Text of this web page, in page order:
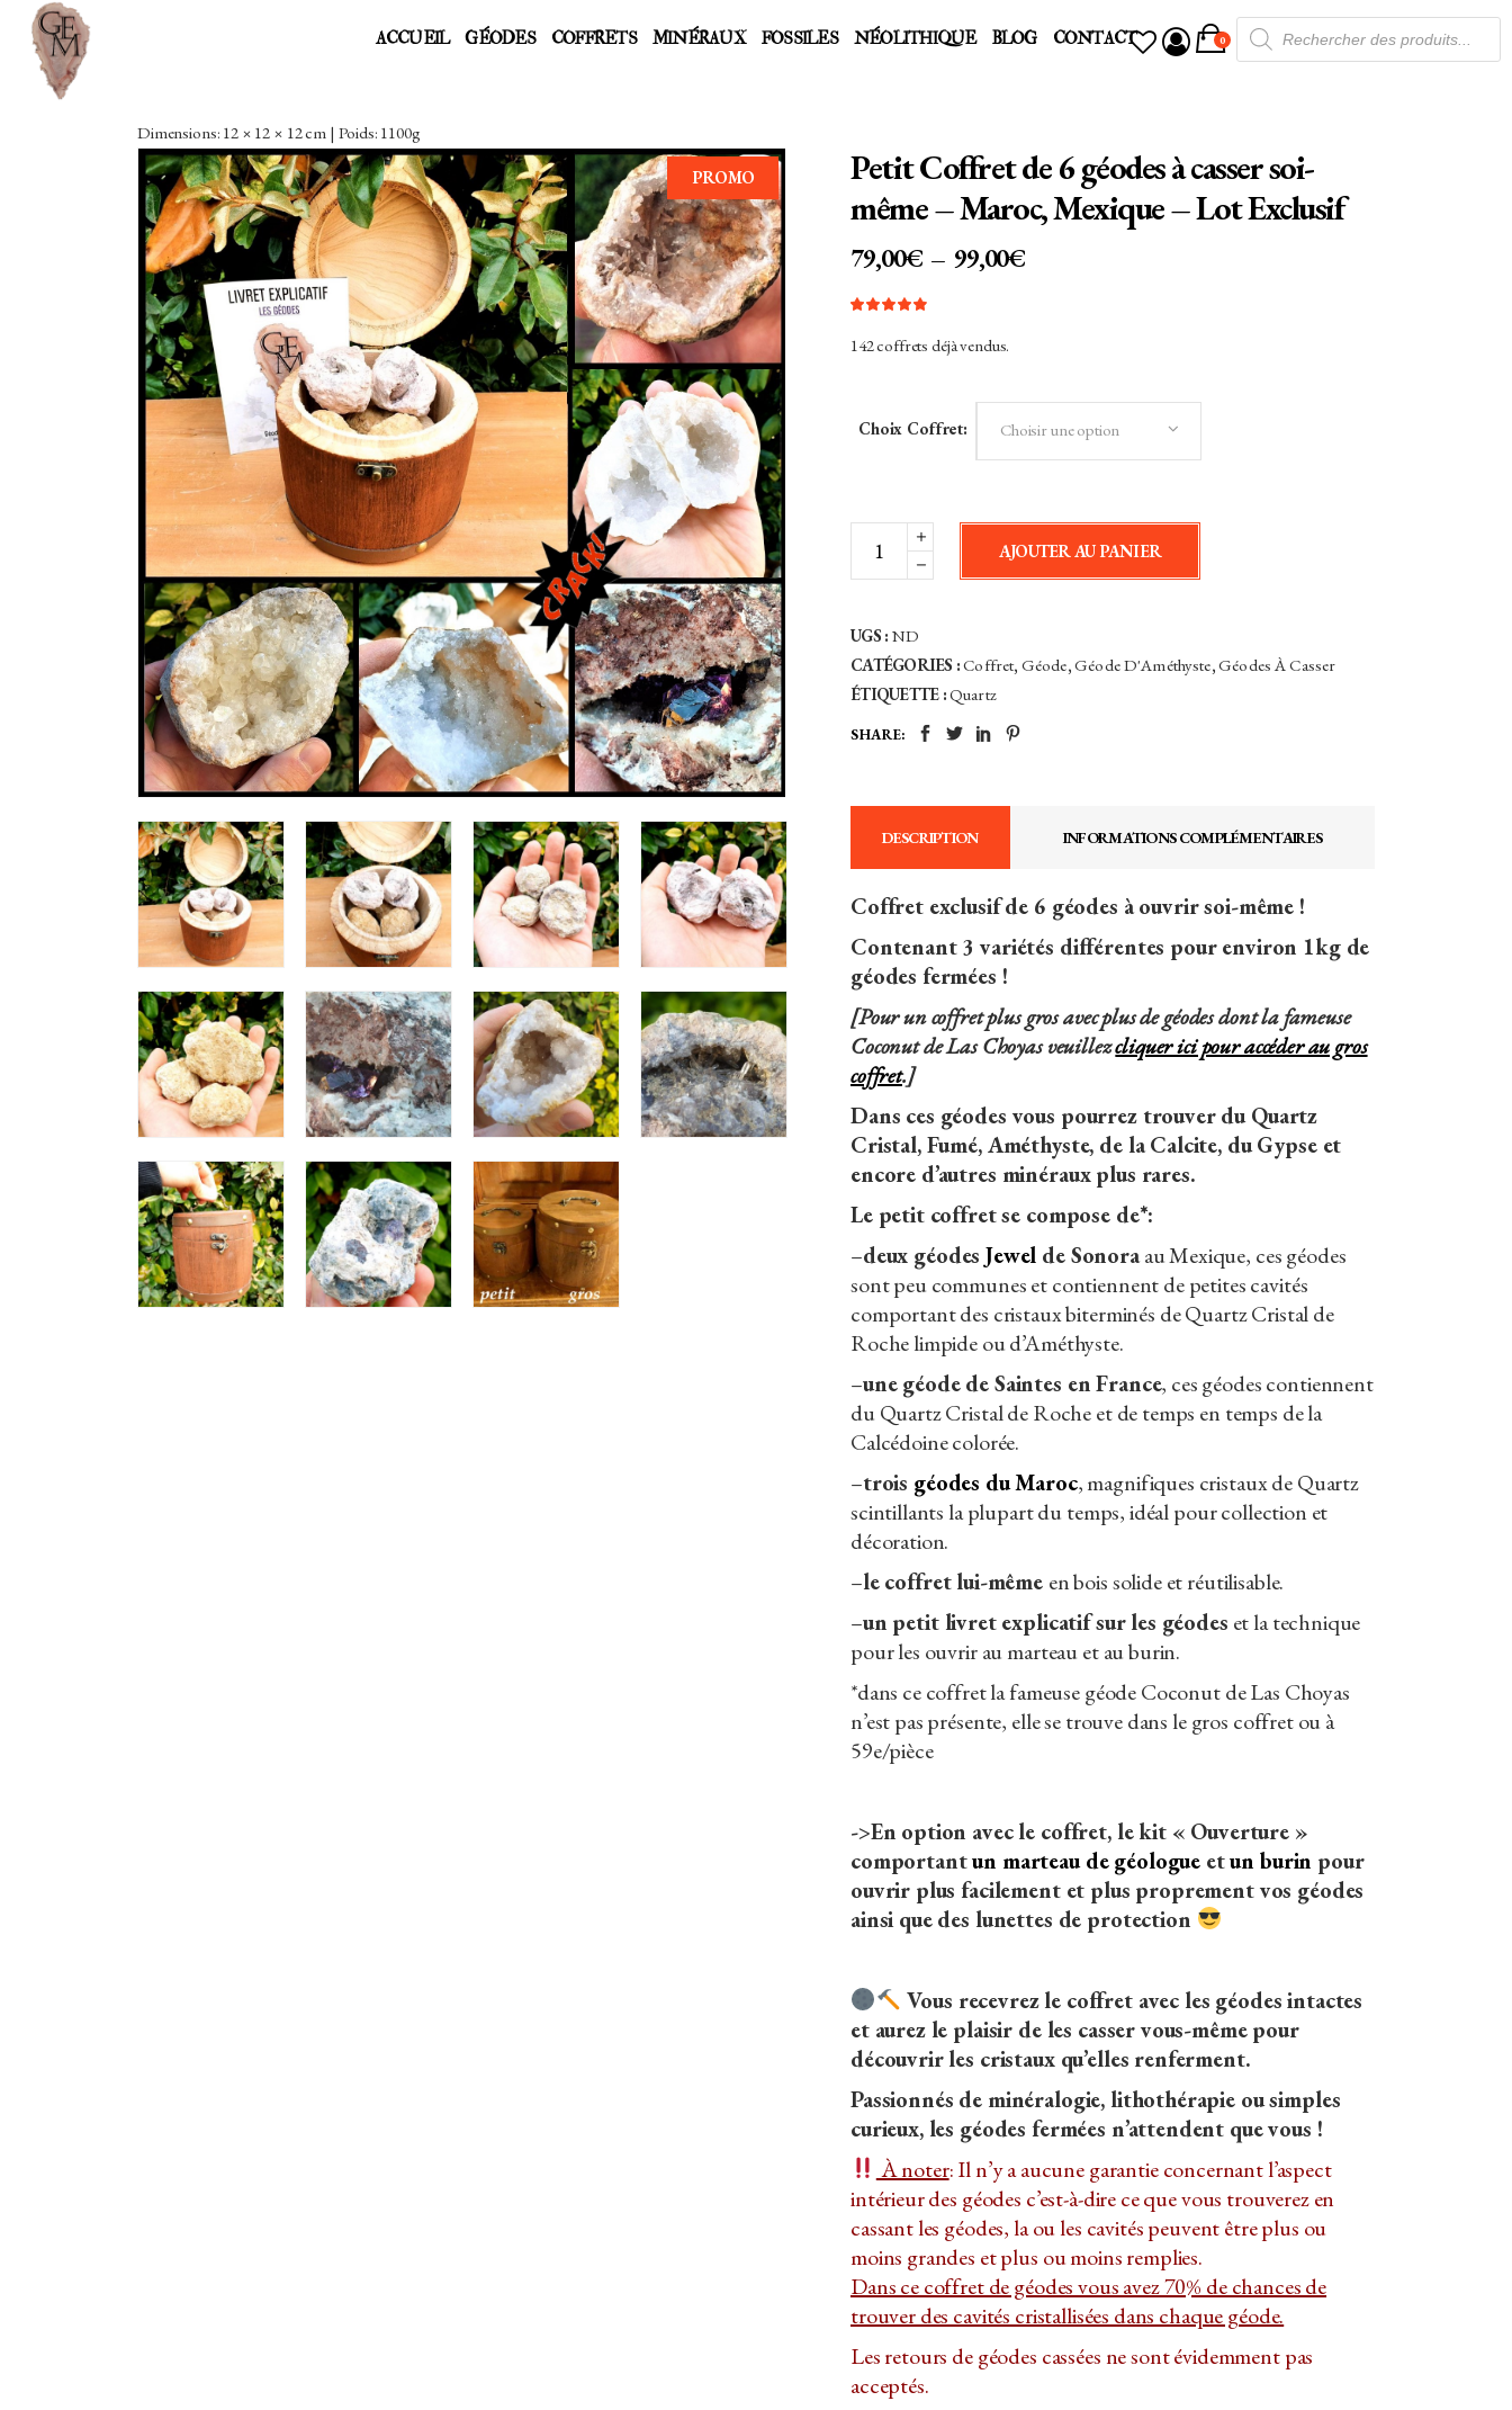
ACCUEIL GÉODES COFFRETS MINÉRAUX FOSSILES NÉOLITHIQUE BLOG CONTACT 0
Recherche
de
produits
Dimensions: 12 × 12 × 12 cm | Poids: 1100g
PROMO
Petit Coffret de 6 géodes à casser soi-
même – Maroc, Mexique – Lot Exclusif
79,00€ – 99,00€PLAGE
99,00€
basé
142 coffrets déjà vendus.
Choix Coffret: Choisir une option
Coffret
géodes
à
casser
soi-
Maroc,
Lot
Exclusif
quantity
AJOUTER AU PANIER
UGS : ND
CATÉGORIES :Coffret, Géode,Géode D'Améthyste,Géodes À Casser
ÉTIQUETTE :Quartz
SHARE:
DESCRIPTION INFORMATIONS COMPLÉMENTAIRES
Coffret exclusif de 6 géodes à ouvrir soi-même !
Contenant 3 variétés différentes pour environ 1kg de
géodes fermées !
[Pour un coffret plus gros avec plus de géodes dont la fameuse
Coconut de Las Choyas veuillezcliquer ici pour accéder au gros
coffret.]
Dans ces géodes vous pourrez trouver du Quartz
Cristal, Fumé, Améthyste, de la Calcite, du Gypse et
encore d’autres minéraux plus rares.
Le petit coffret se compose de*:
–deux géodesJewel de Sonoraau Mexique, ces géodes
sont peu communes et contiennent de petites cavités
comportant des cristaux biterminés de Quartz Cristal de
Roche limpide ou d’Améthyste.
–une géode de Saintes en France, ces géodes contiennent
du Quartz Cristal de Roche et de temps en temps de la
Calcédoine colorée.
–trois géodes du Maroc, magnifiques cristaux de Quartz
scintillants la plupart du temps, idéal pour collection et
décoration.
–le coffret lui-même en bois solide et réutilisable.
–un petit livret explicatif sur les géodes et la technique
pour les ouvrir au marteau et au burin.
*dans ce coffret la fameuse géode Coconut de Las Choyas
n’est pas présente, elle se trouve dans le gros coffret ou à
59e/pièce
->En option avec le coffret, le kit « Ouverture »
comportantun marteau de géologue etun burin pour
ouvrir plus facilement et plus proprement vos géodes
ainsi que des lunettes de protection
Vous recevrez le coffret avec les géodes intactes
et aurez le plaisir de les casser vous-même pour
découvrir les cristaux qu’elles renferment.
Passionnés de minéralogie, lithothérapie ou simples
curieux, les géodes fermées n’attendent que vous !
À noter: Il n’y a aucune garantie concernant l’aspect
intérieur des géodes c’est-à-dire ce que vous trouverez en
cassant les géodes, la ou les cavités peuvent être plus ou
moins grandes et plus ou moins remplies.
Dans ce coffret de géodes vous avez 70% de chances de
trouver des cavités cristallisées dans chaque géode.
Les retours de géodes cassées ne sont évidemment pas
acceptés.